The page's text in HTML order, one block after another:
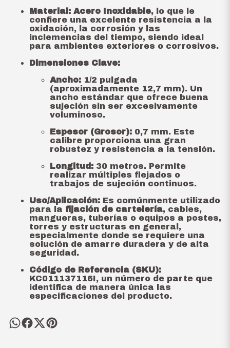
Material: Acero Inoxidable, lo que le
confiere una excelente resistencia a la
oxidación, la corrosión y las
inclemencias del tiempo, siendo ideal
para ambientes exteriores o corrosivos.
Dimensiones Clave:
Ancho:1/2 pulgada
(aproximadamente 12,7 mm). Un
ancho estándar que ofrece buena
sujeción sin ser excesivamente
voluminoso.
Espesor (Grosor):0,7 mm. Este
calibre proporciona una gran
robustez y resistencia a la tensión.
Longitud:30 metros. Permite
realizar múltiples flejados o
trabajos de sujeción continuos.
Uso/Aplicación:Es comúnmente utilizado
para la fijación de cartelería, cables,
mangueras, tuberías o equipos a postes,
torres y estructuras en general,
especialmente donde se requiere una
solución de amarre duradera y de alta
seguridad.
Código de Referencia (SKU):
KC011137116I, un número de parte que
identifica de manera única las
especificaciones del producto.